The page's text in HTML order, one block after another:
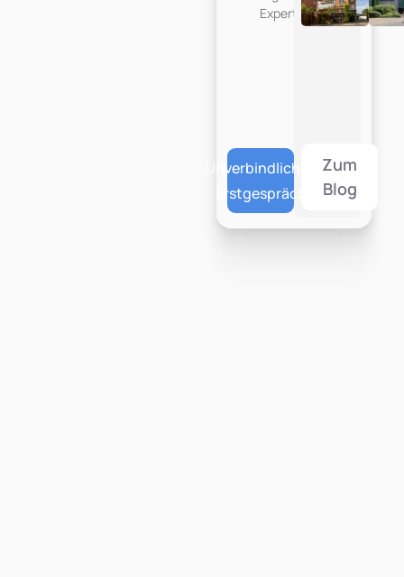
Expertise.
Unverbindliches
Erstgespräch
Zum
Blog